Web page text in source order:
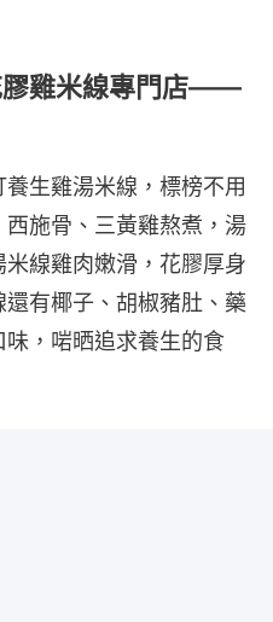
膠雞米線專門店——
生雞湯米線，標榜不用
施骨、三黃雞熬煮，湯
線雞肉嫩滑，花膠厚身
有椰子、胡椒豬肚、藥
，啱晒追求養生的食